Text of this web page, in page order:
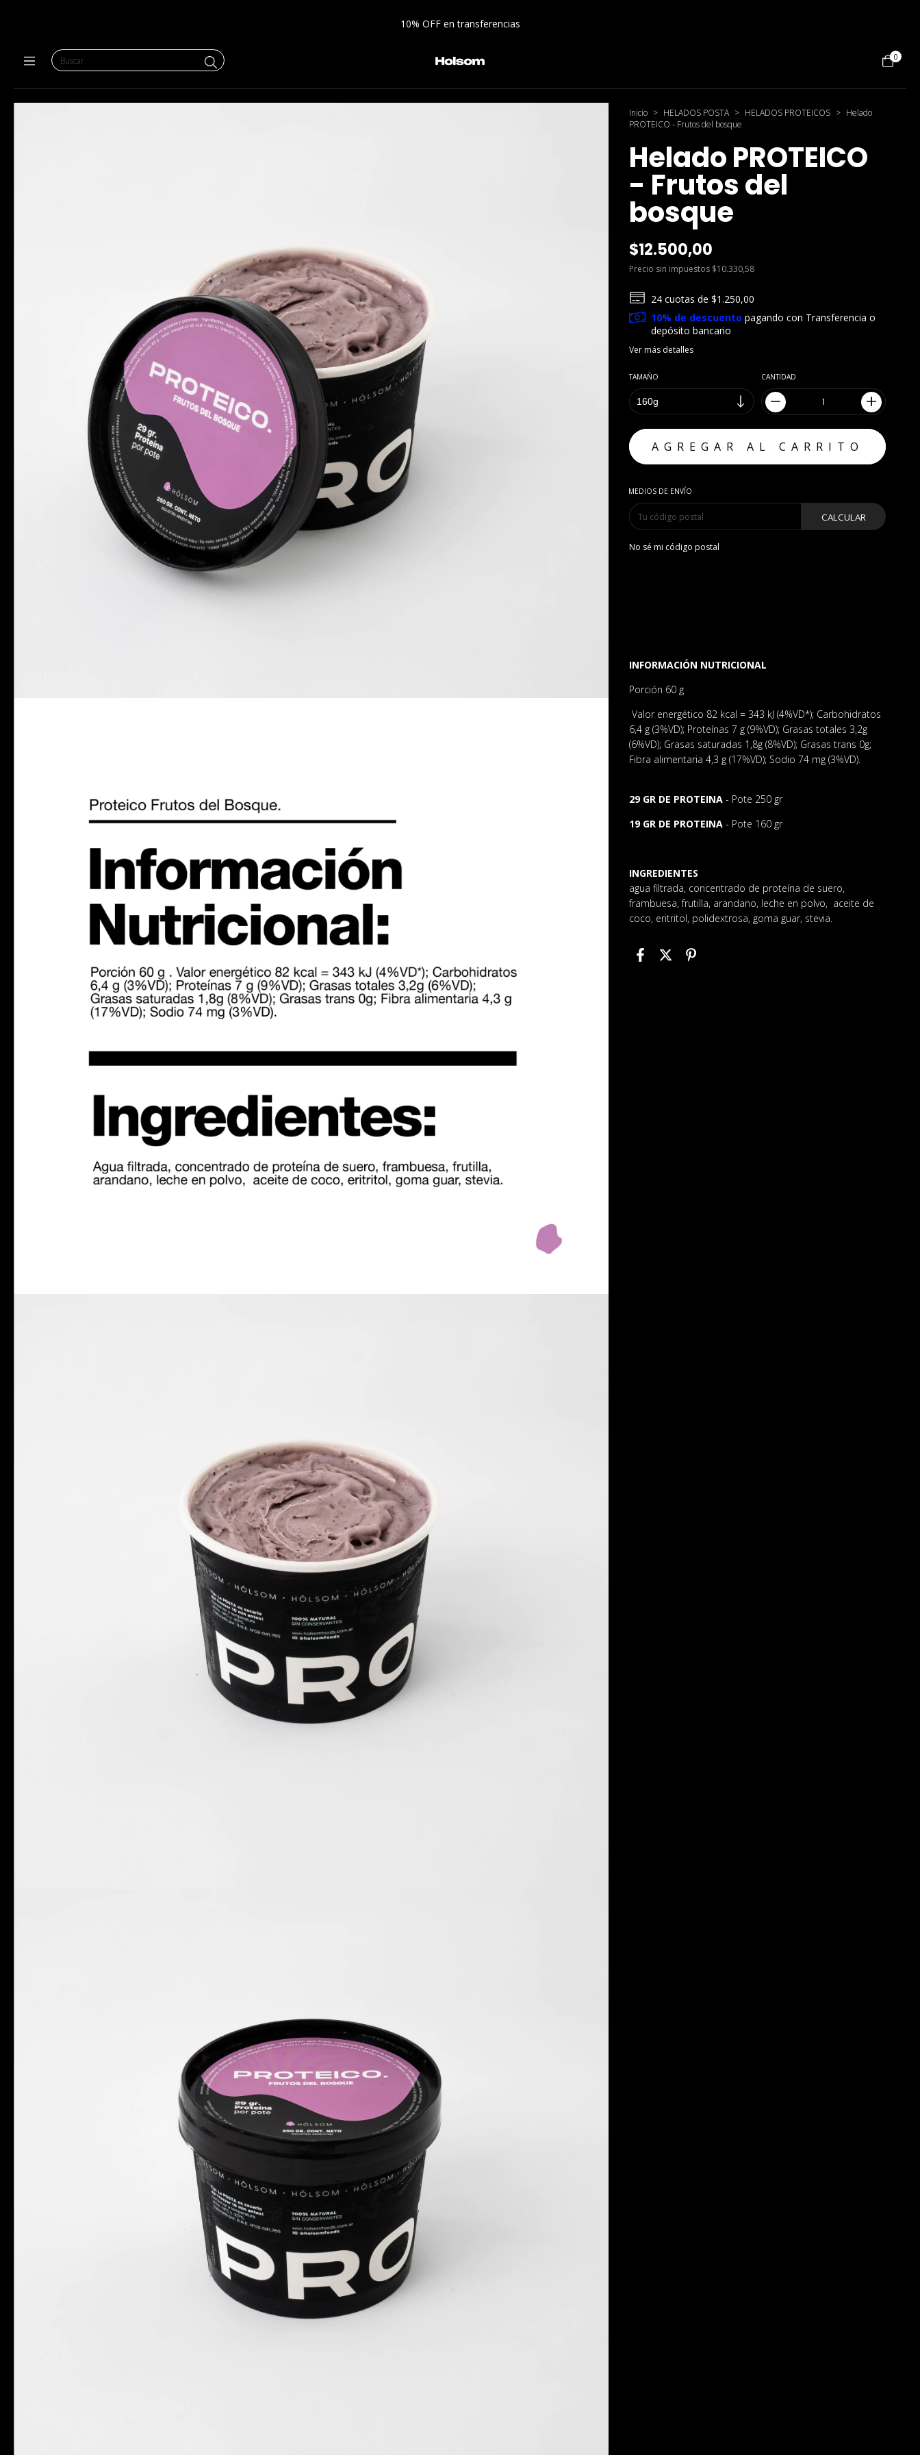
10% OFF en transferencias
0
Inicio > HELADOS POSTA > HELADOS PROTEICOS > Helado
PROTEICO - Frutos del bosque
Helado PROTEICO
- Frutos del
bosque
$12.500,00
Precio sin impuestos $10.330,58
24 cuotas de $1.250,00
10% de descuento pagando con Transferencia o
depósito bancario
Ver más detalles
TAMAÑO CANTIDAD
MEDIOS DE ENVÍO
CALCULAR
No sé mi código postal
INFORMACIÓN NUTRICIONAL
Porción 60 g
Valor energético 82 kcal = 343 kJ (4%VD*); Carbohidratos
6,4 g (3%VD); Proteínas 7 g (9%VD); Grasas totales 3,2g
(6%VD); Grasas saturadas 1,8g (8%VD); Grasas trans 0g;
Fibra alimentaria 4,3 g (17%VD); Sodio 74 mg (3%VD).
29 GR DE PROTEINA - Pote 250 gr
19 GR DE PROTEINA - Pote 160 gr
INGREDIENTES
agua filtrada, concentrado de proteína de suero,
frambuesa, frutilla, arandano, leche en polvo, aceite de
coco, eritritol, polidextrosa, goma guar, stevia.